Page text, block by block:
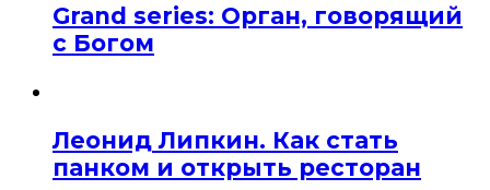
Grand series: Орган, говорящий
с Богом
Леонид Липкин. Как стать
панком и открыть ресторан